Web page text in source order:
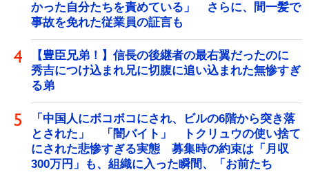
かった自分たちを責めている」 さらに、間一髪で
事故を免れた従業員の証言も
【豊臣兄弟！】信長の後継者の最右翼だったのに
秀吉につけ込まれ兄に切腹に追い込まれた無惨すぎ
る弟
「中国人にボコボコにされ、ビルの6階から突き落
とされた」 「闇バイト」 トクリュウの使い捨て
にされた悲惨すぎる実態 募集時の約束は「月収
300万円」も、組織に入った瞬間、「お前たち